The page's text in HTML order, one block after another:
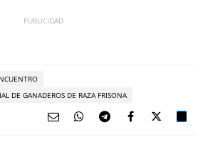
DE GANADEROS DE RAZA FRISONA